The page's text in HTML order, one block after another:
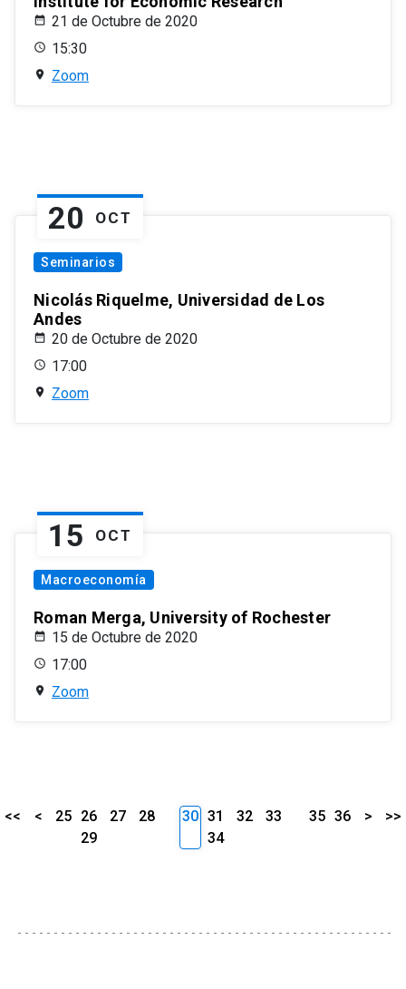
21 de Octubre de 2020
15:30
Zoom
20 OCT
Seminarios
Nicolás Riquelme, Universidad de Los
Andes
20 de Octubre de 2020
17:00
Zoom
15 OCT
Macroeconomía
Roman Merga, University of Rochester
15 de Octubre de 2020
17:00
Zoom
<< < 25 26 27
28
29
30 31 32
33
34
35 36 > >>